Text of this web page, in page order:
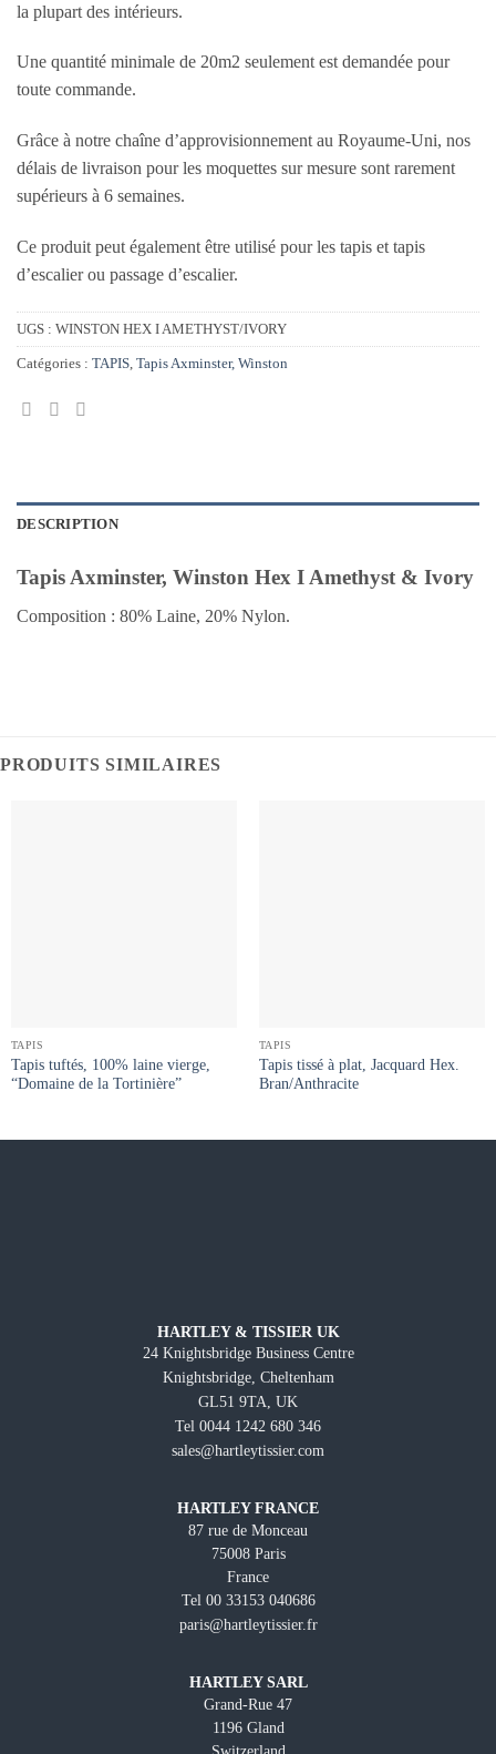
la plupart des intérieurs.
Une quantité minimale de 20m2 seulement est demandée pour
toute commande.
Grâce à notre chaîne d’approvisionnement au Royaume-Uni, nos
délais de livraison pour les moquettes sur mesure sont rarement
supérieurs à 6 semaines.
Ce produit peut également être utilisé pour les tapis et tapis
d’escalier ou passage d’escalier.
UGS : WINSTON HEX I AMETHYST/IVORY
Catégories : TAPIS Tapis Axminster, Winston
DESCRIPTION
Tapis Axminster, Winston Hex I Amethyst & Ivory
Composition : 80% Laine, 20% Nylon.
PRODUITS SIMILAIRES
TAPIS
Tapis tuftés, 100% laine vierge,
“Domaine de la Tortinière”
TAPIS
Tapis tissé à plat, Jacquard Hex.
Bran/Anthracite
HARTLEY & TISSIER UK
24 Knightsbridge Business Centre
Knightsbridge, Cheltenham
GL51 9TA, UK
Tel 0044 1242 680 346
sales@hartleytissier.com
HARTLEY FRANCE
87 rue de Monceau
75008 Paris
France
Tel 00 33153 040686
paris@hartleytissier.fr
HARTLEY SARL
Grand-Rue 47
1196 Gland